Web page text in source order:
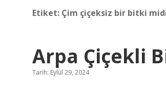
Etiket: Çim çiçeksiz bir bitki
Arpa Çiçekli
Tarih: Eylül 29, 2024